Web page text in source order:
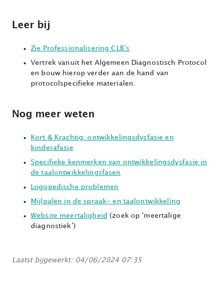
Leer bij
Zie Professionalisering CLB’s
Vertrek vanuit het Algemeen Diagnostisch Protocol
en bouw hierop verder aan de hand van
protocolspecifieke materialen.
Nog meer weten
Kort & Krachtig: ontwikkelingsdysfasie en
kinderafasie
Specifieke kenmerken van ontwikkelingsdysfasie in
de taalontwikkelingsfasen
Logopedische problemen
Mijlpalen in de spraak- en taalontwikkeling
Website meertaligheid (zoek op ‘meertalige
diagnostiek’)
Laatst bijgewerkt: 04/06/2024 07:35